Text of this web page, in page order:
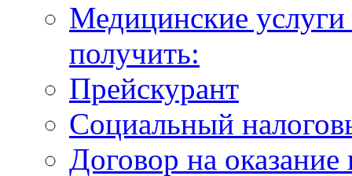
Медицинские
получить:
Прейскурант
Социальный
Договор на